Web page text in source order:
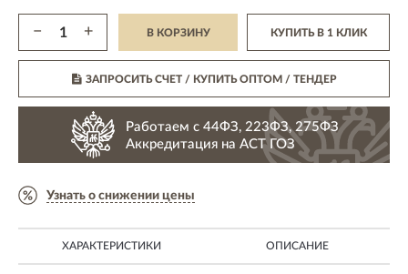
− + В КОРЗИНУ КУПИТЬ В 1 КЛИК
ЗАПРОСИТЬ СЧЕТ / КУПИТЬ ОПТОМ/ ТЕНДЕР
Работаем с 44ФЗ, 223ФЗ, 275ФЗ
Аккредитация на АСТ ГОЗ
Узнать о снижении цены
ХАРАКТЕРИСТИКИ ОПИСАНИЕ